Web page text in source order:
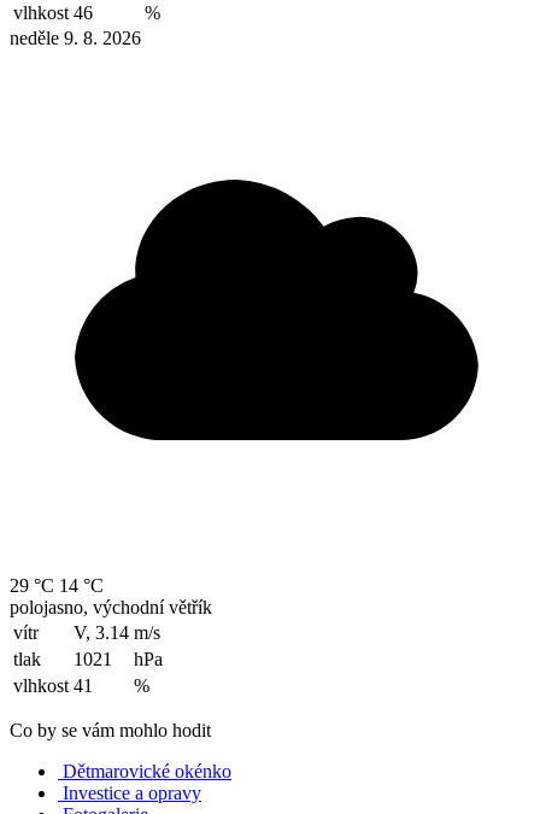
vlhkost 46
%
neděle 9. 8. 2026
29 °C 14 °C
polojasno, východní větřík
vítr
V, 3.14 m/s
tlak
1021
hPa
vlhkost 41 %
Co by se vám mohlo hodit
Dětmarovické okénko
Investice a opravy